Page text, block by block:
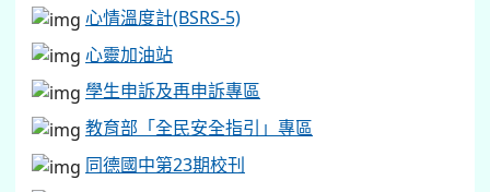
心情溫度計(BSRS-5)
心靈加油站
學生申訴及再申訴專區
教育部「全民安全指引」專區
同德國中第23期校刊